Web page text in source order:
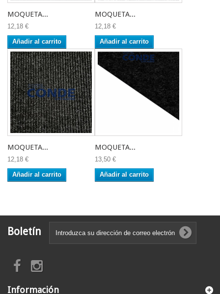
MOQUETA...
12,18 €
Añadir al carrito
MOQUETA...
12,18 €
Añadir al carrito
MOQUETA...
12,18 €
Añadir al carrito
MOQUETA...
13,50 €
Añadir al carrito
Boletín
Información